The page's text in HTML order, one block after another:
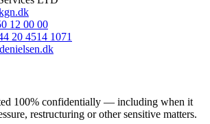
12 00 00
20 4514 1071
100% confidentially — including when it
restructuring or other sensitive matters.